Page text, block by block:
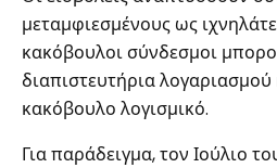
μεταμφιεσμένους ως
κακόβουλοι σύνδεσμοι
διαπιστευτήρια
κακόβουλο λογισμικό.
Για παράδειγμα, τον Ιούλιο